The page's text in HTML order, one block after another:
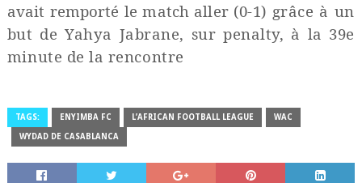
avait remporté le match aller (0-1) grâce à un
but de Yahya Jabrane, sur penalty, à la 39e
minute de la rencontre
TAGS: ENYIMBA FC L’AFRICAN FOOTBALL LEAGUE WAC
WYDAD DE CASABLANCA